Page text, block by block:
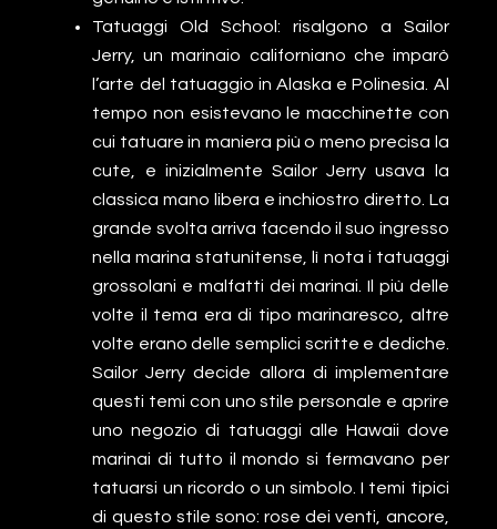
Tatuaggi Old School: risalgono a Sailor
Jerry, un marinaio californiano che imparò
l’arte del tatuaggio in Alaska e Polinesia. Al
tempo non esistevano le macchinette con
cui tatuare in maniera più o meno precisa la
cute, e inizialmente Sailor Jerry usava la
classica mano libera e inchiostro diretto. La
grande svolta arriva facendo il suo ingresso
nella marina statunitense, lì nota i tatuaggi
grossolani e malfatti dei marinai. Il più delle
volte il tema era di tipo marinaresco, altre
volte erano delle semplici scritte e dediche.
Sailor Jerry decide allora di implementare
questi temi con uno stile personale e aprire
uno negozio di tatuaggi alle Hawaii dove
marinai di tutto il mondo si fermavano per
tatuarsi un ricordo o un simbolo. I temi tipici
di questo stile sono: rose dei venti, ancore,